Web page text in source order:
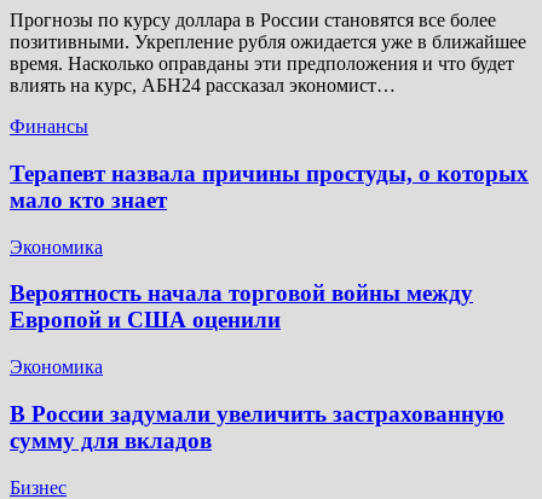
Прогнозы по курсу доллара в России становятся все более
позитивными. Укрепление рубля ожидается уже в ближайшее
время. Насколько оправданы эти предположения и что будет
влиять на курс, АБН24 рассказал экономист…
Финансы
Терапевт назвала причины простуды, о которых
мало кто знает
Экономика
Вероятность начала торговой войны между
Европой и США оценили
Экономика
В России задумали увеличить застрахованную
сумму для вкладов
Бизнес